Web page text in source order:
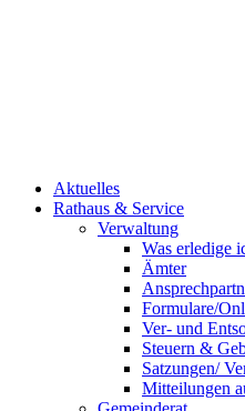
Aktuelles
Rathaus & Service
Verwaltung
Was erledige
Ämter
Formulare/
Ver- und
Steuern &
Satzungen/
Mitteilungen